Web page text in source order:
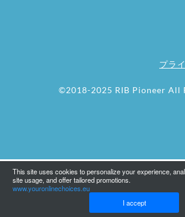
プラ
©2018-2025 RIB Pioneer All
This site uses cookies to personalize your experience,
site usage, and offer tailored promotions.
www.youronlinechoices.eu
I accept